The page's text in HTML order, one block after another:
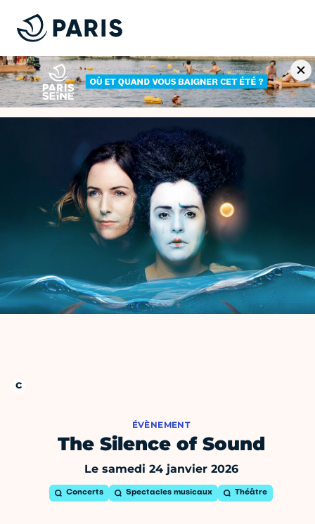
ÉVÈNEMENT
The Silence of Sound
Le samedi 24 janvier 2026
Concerts Spectacles musicaux Théâtre